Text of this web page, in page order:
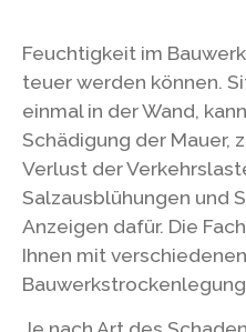
Feuchtigkeit im
teuer werden können.
einmal in der Wand,
Schädigung der Mauer,
Verlust der
Salzausblühungen und
Anzeigen dafür. Die
Ihnen mit